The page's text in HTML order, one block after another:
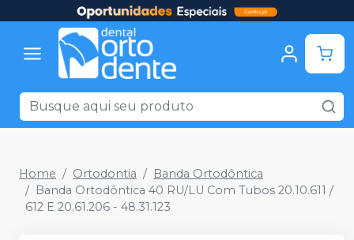
Home Ortodontia
Banda Ortodôntica
Banda Ortodôntica 40 RU/LU Com Tubos 20.10.611 /
612 E 20.61.206 - 48.31.123